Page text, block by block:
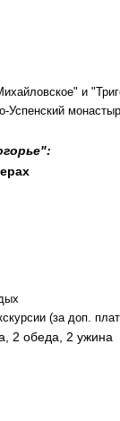
и
Успенский
(за доп.
2 обеда, 2 ужина